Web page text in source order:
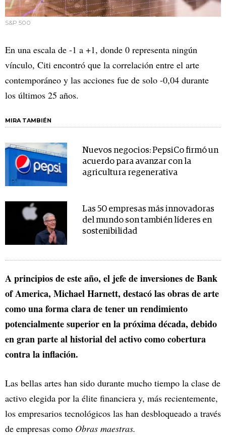
S&P 500
En una escala de -1 a +1, donde 0 representa ningún
vínculo, Citi encontró que la correlación entre el arte
contemporáneo y las acciones fue de solo -0,04 durante
los últimos 25 años.
MIRA TAMBIÉN
Nuevos negocios: PepsiCo firmó un
acuerdo para avanzar con la
agricultura regenerativa
Las 50 empresas más innovadoras
del mundo son también líderes en
sostenibilidad
A principios de este año, el jefe de inversiones de Bank
of America, Michael Harnett, destacó las obras de arte
como una forma clara de tener un rendimiento
potencialmente superior en la próxima década, debido
en gran parte al historial del activo como cobertura
contra la inflación.
Las bellas artes han sido durante mucho tiempo la clase de
activo elegida por la élite financiera y, más recientemente,
los empresarios tecnológicos las han desbloqueado a través
de empresas como Obras maestras.